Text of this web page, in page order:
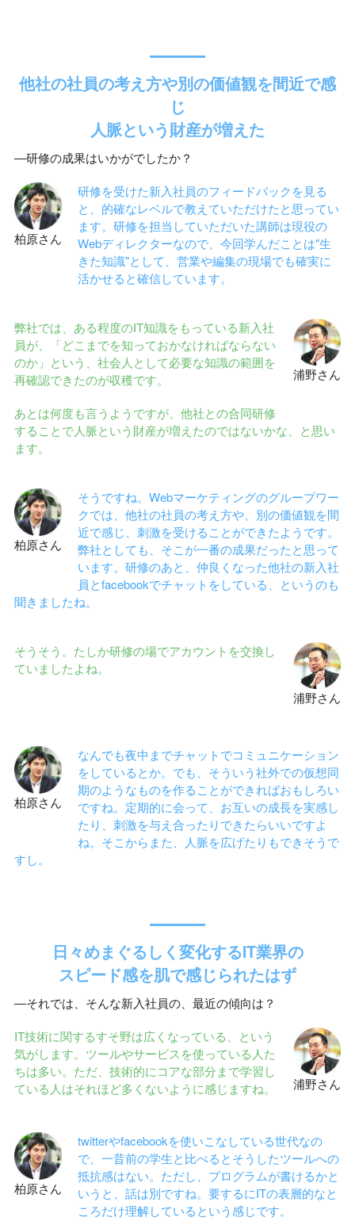
他社の社員の考え方や別の価値観を間近で感
じ
人脈という財産が増えた
―研修の成果はいかがでしたか？
柏原さん
研修を受けた新入社員のフィードバックを見る
と、的確なレベルで教えていただけたと思ってい
ます。研修を担当していただいた講師は現役の
Webディレクターなので、今回学んだことは"生
きた知識"として、営業や編集の現場でも確実に
活かせると確信しています。
浦野さん
弊社では、ある程度のIT知識をもっている新入社
員が、「どこまでを知っておかなければならない
のか」という、社会人として必要な知識の範囲を
再確認できたのが収穫です。
あとは何度も言うようですが、他社との合同研修
することで人脈という財産が増えたのではないかな、と思い
ます。
柏原さん
そうですね。Webマーケティングのグループワー
クでは、他社の社員の考え方や、別の価値観を間
近で感じ、刺激を受けることができたようです。
弊社としても、そこが一番の成果だったと思って
います。研修のあと、仲良くなった他社の新入社
員とfacebookでチャットをしている、というのも
聞きましたね。
浦野さん
そうそう。たしか研修の場でアカウントを交換し
ていましたよね。
柏原さん
なんでも夜中までチャットでコミュニケーション
をしているとか。でも、そういう社外での仮想同
期のようなものを作ることができればおもしろい
ですね。定期的に会って、お互いの成長を実感し
たり、刺激を与え合ったりできたらいいですよ
ね。そこからまた、人脈を広げたりもできそうで
すし。
日々めまぐるしく変化するIT業界の
スピード感を肌で感じられたはず
―それでは、そんな新入社員の、最近の傾向は？
浦野さん
IT技術に関するすそ野は広くなっている、という
気がします。ツールやサービスを使っている人た
ちは多い。ただ、技術的にコアな部分まで学習し
ている人はそれほど多くないように感じますね。
柏原さん
twitterやfacebookを使いこなしている世代なの
で、一昔前の学生と比べるとそうしたツールへの
抵抗感はない。ただし、プログラムが書けるかと
いうと、話は別ですね。要するにITの表層的なと
ころだけ理解しているという感じです。